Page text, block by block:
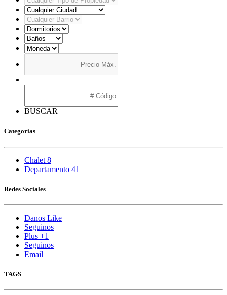
BUSCAR
Categorias
Chalet 8
Departamento 41
Redes Sociales
Danos Like
Seguinos
Plus +1
Seguinos
Email
TAGS